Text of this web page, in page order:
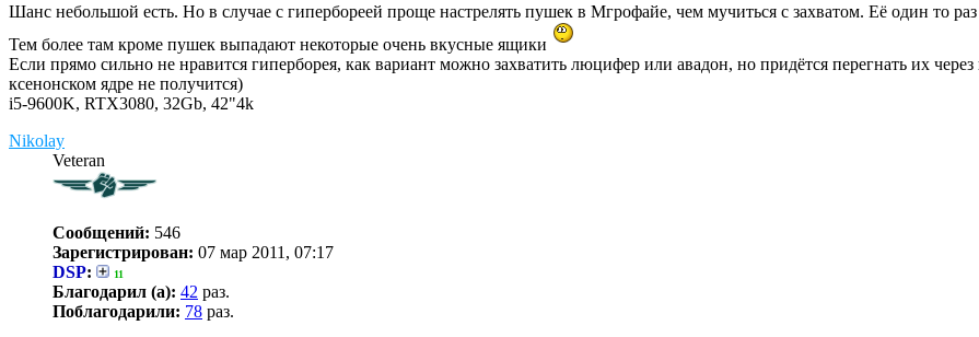
Шанс небольшой есть. Но в случае с гипербореей проще настрелять пушек в Мгрофайе, чем мучиться с захватом. Её один то раз
Тем более там кроме пушек выпадают некоторые очень вкусные ящики
Если прямо сильно не нравится гиперборея, как вариант можно захватить люцифер или авадон, но придётся перегнать их
ксенонском ядре не получится)
i5-9600K, RTX3080, 32Gb, 42"4k
Nikolay
Veteran
Сообщений: 546
Зарегистрирован: 07 мар 2011, 07:17
DSP: 11
Благодарил (а): 42 раз.
Поблагодарили: 78 раз.